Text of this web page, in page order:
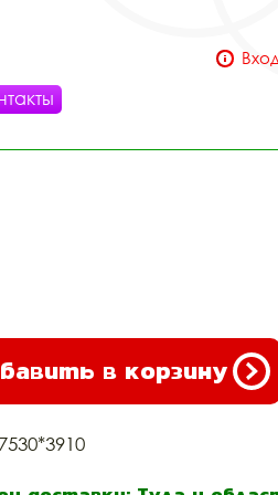
Вход
в корзину